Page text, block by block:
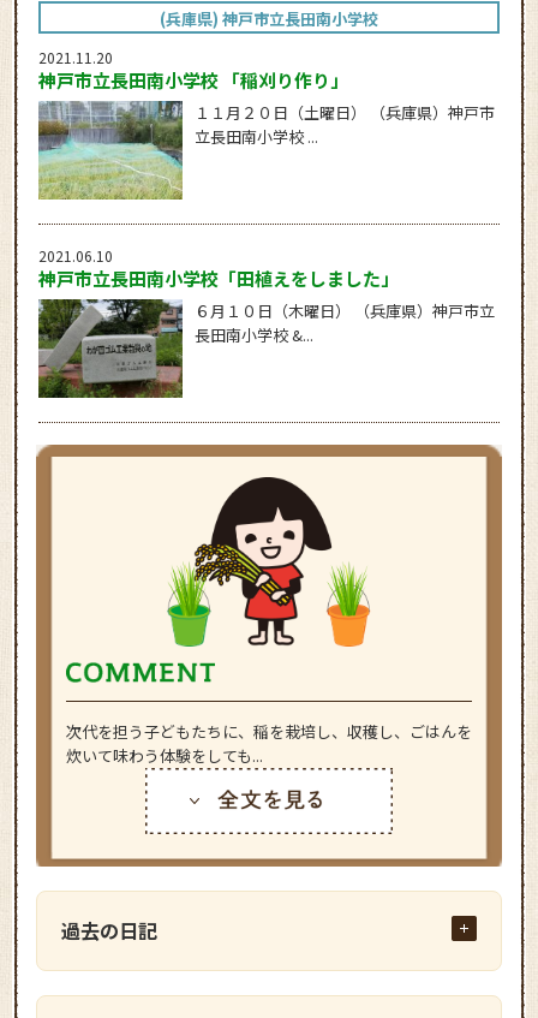
(兵庫県) 神戸市立長田南小学校
2021.11.20
神戸市立長田南小学校 「稲刈り作り」
１１月２０日（土曜日） （兵庫県）神戸市
立長田南小学校 ...
2021.06.10
神戸市立長田南小学校「田植えをしました」
６月１０日（木曜日） （兵庫県）神戸市立
長田南小学校 &...
次代を担う子どもたちに、稲を栽培し、収穫し、ごはんを
炊いて味わう体験をしても...
過去の日記